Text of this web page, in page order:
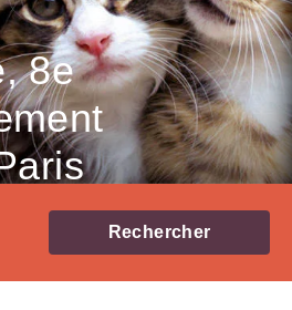
8e
Rechercher